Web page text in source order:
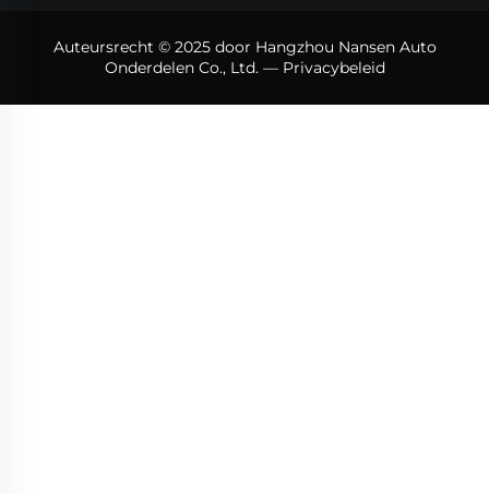
Auteursrecht © 2025 door Hangzhou Nansen Auto
Onderdelen Co., Ltd. — Privacybeleid